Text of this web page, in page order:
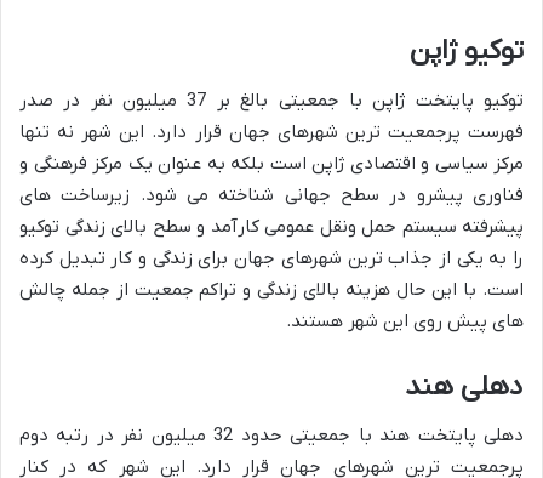
توکیو ژاپن
توکیو پایتخت ژاپن با جمعیتی بالغ بر 37 میلیون نفر در صدر
فهرست پرجمعیت ترین شهرهای جهان قرار دارد. این شهر نه تنها
مرکز سیاسی و اقتصادی ژاپن است بلکه به عنوان یک مرکز فرهنگی و
فناوری پیشرو در سطح جهانی شناخته می شود. زیرساخت های
پیشرفته سیستم حمل ونقل عمومی کارآمد و سطح بالای زندگی توکیو
را به یکی از جذاب ترین شهرهای جهان برای زندگی و کار تبدیل کرده
است. با این حال هزینه بالای زندگی و تراکم جمعیت از جمله چالش
های پیش روی این شهر هستند.
دهلی هند
دهلی پایتخت هند با جمعیتی حدود 32 میلیون نفر در رتبه دوم
پرجمعیت ترین شهرهای جهان قرار دارد. این شهر که در کنار